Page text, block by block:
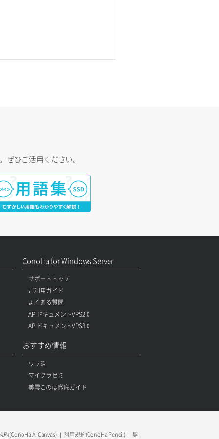
ひご活用ください。
ConoHa for Windows Server
サポートトップ
ご利用ガイド
よくある質問
APIドキュメントVPS2.0
APIドキュメントVPS3.0
おすすめ情報
ワプ活
マイクラゼミ
美雲このは徹底ガイド
約(ConoHa AI Canvas) 利用規約(ConoHa Pencil)
契